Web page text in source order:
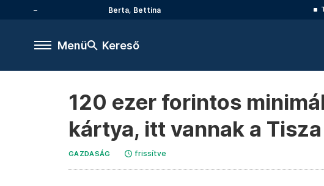
Berta, Bettina
Menü Kereső
120 ezer forintos
kártya, itt vannak a
GAZDASÁG frissítve